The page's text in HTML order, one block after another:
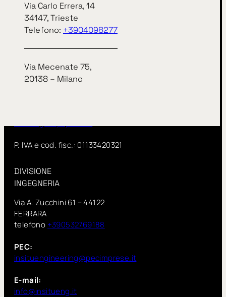
Via Carlo Errera, 14
34147, Trieste
Telefono: +3904098277
Via Mecenate 75,
20138 – Milano
Sede legale:
Via Carlo Errera, 14
34147, Trieste
Via Mecenate 75,
P. IVA e cod. fisc.: 01133420321
DIVISIONE
INGEGNERIA
Via A. Zucchini 61 – 44122
FERRARA
telefono +390532769188
PEC:
insituengineering@pecimprese.it
E-mail:
info@insitueng.it